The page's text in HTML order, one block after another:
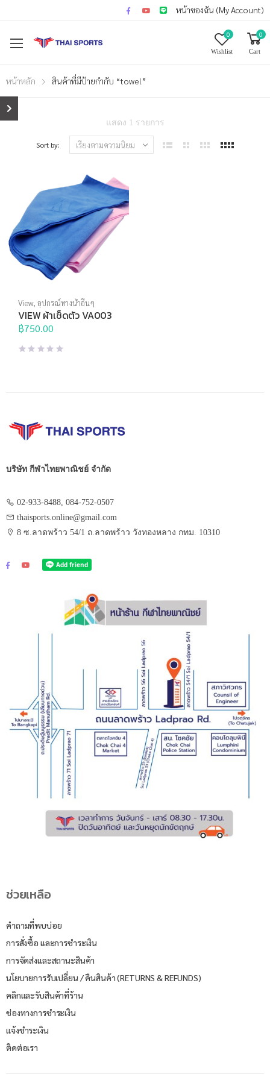
หน้าของฉัน (My Account)
0
Wishlist
0
Cart
หน้าหลัก สินค้าที่มีป้ายกำกับ “towel”
แสดง 1 รายการ
Sort by:
View,อุปกรณ์ทางน้ำอื่นๆ
VIEW ผ้าเช็ดตัว VA003
฿750.00
บริษัท กีฬาไทยพาณิชย์ จำกัด
02-933-8488, 084-752-0507
thaisports.online@gmail.com
8 ซ.ลาดพร้าว 54/1 ถ.ลาดพร้าว วังทองหลาง กทม. 10310
ช่วยเหลือ
คำถามที่พบบ่อย
การสั่งซื้อ และการชำระเงิน
การจัดส่งและสถานะสินค้า
นโยบายการรับเปลี่ยน / คืนสินค้า (RETURNS & REFUNDS)
คลิกและรับสินค้าที่ร้าน
ช่องทางการชำระเงิน
แจ้งชำระเงิน
ติดต่อเรา